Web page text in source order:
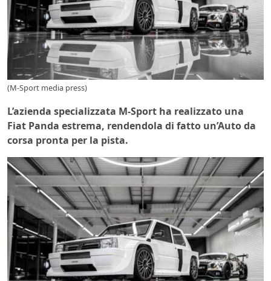
(M-Sport media press)
L’azienda specializzata M-Sport ha realizzato una
Fiat Panda estrema, rendendola di fatto un’Auto da
corsa pronta per la pista.